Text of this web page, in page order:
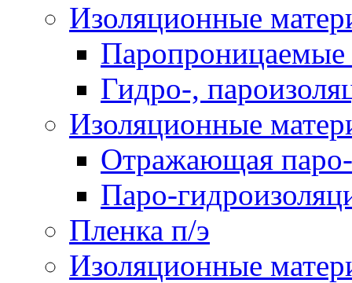
Изоляционные
Гидро-,
Изоляционные
Отражающая
Паро-
Пленка п/э
Изоляционные